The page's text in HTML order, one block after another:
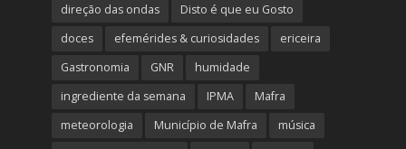
direção das ondas
Disto é que eu Gosto
doces
efemérides & curiosidades
ericeira
Gastronomia
GNR
humidade
ingrediente da semana
IPMA
Mafra
meteorologia
Município de Mafra
música